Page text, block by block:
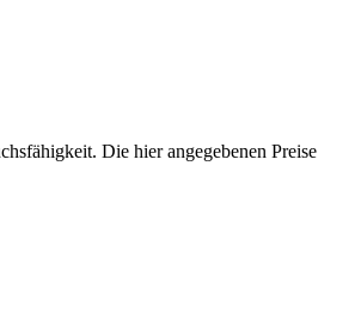
Die hier angegebenen Preise